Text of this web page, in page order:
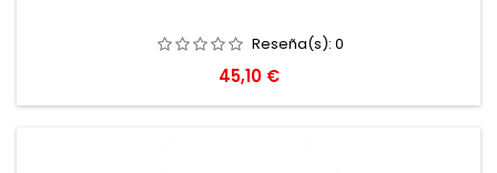
Reseña(s): 0
Precio
45,10 €